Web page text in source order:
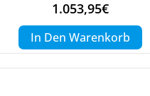
1.053,95€
In Den Warenkorb